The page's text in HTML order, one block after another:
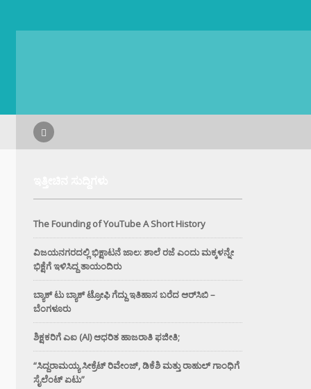
The Founding of YouTube A Short History
ವಿಜಯನಗರದಲ್ಲಿ ಭಿಕ್ಷಾಟನೆ ಜಾಲ: ಶಾಲೆ ರಜೆ ಎಂದು ಮಕ್ಕಳನ್ನೇ
ಭಿಕ್ಷೆಗೆ ಇಳಿಸಿದ್ದ ತಾಯಂದಿರು
ಬ್ಯಾಕ್ ಟು ಬ್ಯಾಕ್ ಟ್ರೋಫಿ ಗೆದ್ದು ಇತಿಹಾಸ ಬರೆದ ಆರ್‌ಸಿಬಿ –
ಬೆಂಗಳೂರು
ಶಿಕ್ಷಕರಿಗೆ ಎಐ (AI) ಆಧರಿತ ಹಾಜರಾತಿ ಫಜೀತಿ;
“ಸಿದ್ದರಾಮಯ್ಯ ಸೀಕ್ರೆಟ್ ರಿವೇಂಜ್‌, ಡಿಕೆಶಿ ಮತ್ತು ರಾಹುಲ್‌ ಗಾಂಧಿಗೆ
ಸೈಲೆಂಟ್ ಏಟು”